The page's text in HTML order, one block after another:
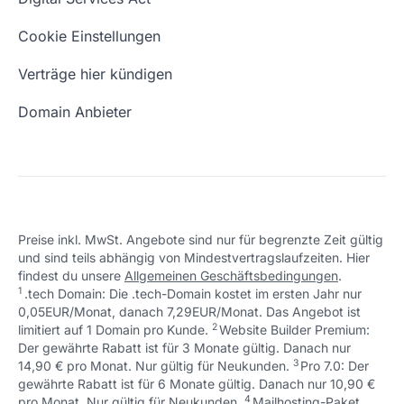
Schön, dass ich dir helfen konnte.
Tut mir leid, du erreichst uns unter:
+49 (0) 451 / 70 99 70
support@checkdomain.de
Schön, dass ich dir helfen konnte.
Tut mir leid, du erreichst uns unter:
+49 (0) 451 / 70 99 70
support@checkdomain.de
Schön, dass ich dir helfen konnte.
Tut mir leid, du erreichst uns unter:
+49 (0) 451 / 70 99 70oder
support@checkdomain.de
Schön, dass ich dir helfen konnte.
Tut mir leid, du erreichst uns unter:
+49 (0) 451 / 70 99 70oder
support@checkdomain.de
Schön, dass ich dir helfen konnte.
Tut mir leid, du erreichst uns unter:
+49 (0) 451 / 70 99 70oder
support@checkdomain.de
Domain Umzug
Wie ist meine IP?
Email Adresse erstellen
Cookie Einstellungen
Verträge hier kündigen
Domain Anbieter
Preise inkl. MwSt. Angebote sind nur für begrenzte Zeit gültig
und sind teils abhängig von Mindestvertragslaufzeiten. Hier
findest du unsere Allgemeinen Geschäftsbedingungen.
1 .tech Domain: Die .tech-Domain kostet im ersten Jahr nur
0,05EUR/Monat, danach 7,29EUR/Monat. Das Angebot ist
limitiert auf 1 Domain pro Kunde. ↩ 1
2 Website Builder Premium:
Der gewährte Rabatt ist für 3 Monate gültig. Danach nur
14,90 € pro Monat. Nur gültig für Neukunden. ↩ 1
3 Pro 7.0: Der
gewährte Rabatt ist für 6 Monate gültig. Danach nur 10,90 €
↩ 1
4